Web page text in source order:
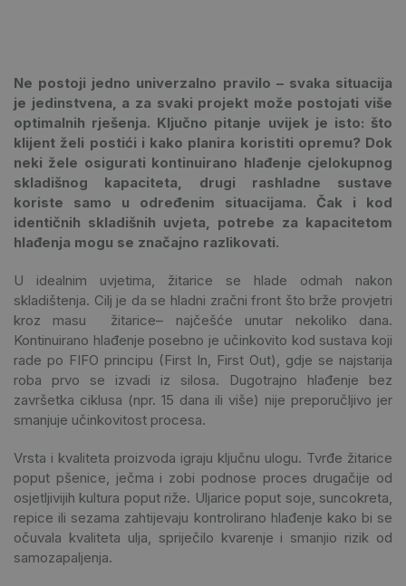
Ne postoji jedno univerzalno pravilo – svaka situacija
je jedinstvena, a za svaki projekt može postojati više
optimalnih rješenja. Ključno pitanje uvijek je isto: što
klijent želi postići i kako planira koristiti opremu? Dok
neki žele osigurati kontinuirano hlađenje cjelokupnog
skladišnog kapaciteta, drugi rashladne sustave
koriste samo u određenim situacijama. Čak i kod
identičnih skladišnih uvjeta, potrebe za kapacitetom
hlađenja mogu se značajno razlikovati.
U idealnim uvjetima, žitarice se hlade odmah nakon
skladištenja. Cilj je da se hladni zračni front što brže provjetri
kroz masu žitarice– najčešće unutar nekoliko dana.
Kontinuirano hlađenje posebno je učinkovito kod sustava koji
rade po FIFO principu (First In, First Out), gdje se najstarija
roba prvo se izvadi iz silosa. Dugotrajno hlađenje bez
završetka ciklusa (npr. 15 dana ili više) nije preporučljivo jer
smanjuje učinkovitost procesa.
Vrsta i kvaliteta proizvoda igraju ključnu ulogu. Tvrđe žitarice
poput pšenice, ječma i zobi podnose proces drugačije od
osjetljivijih kultura poput riže. Uljarice poput soje, suncokreta,
repice ili sezama zahtijevaju kontrolirano hlađenje kako bi se
očuvala kvaliteta ulja, spriječilo kvarenje i smanjio rizik od
samozapaljenja.